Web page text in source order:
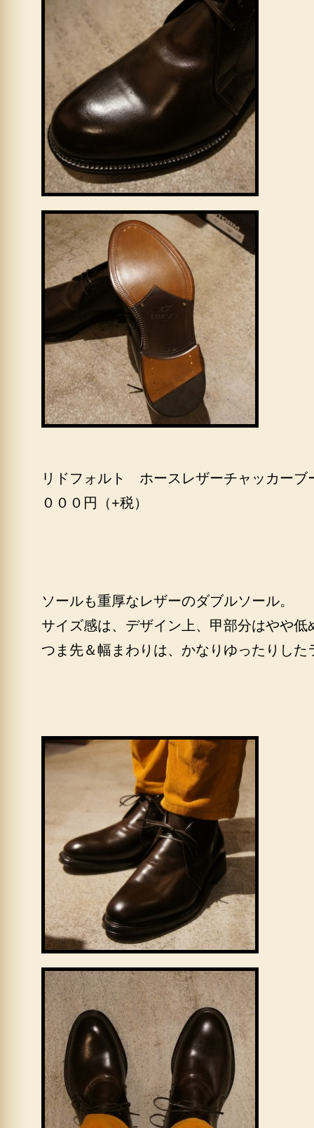
リドフォルト ホースレザーチャッカー
０００円（+税）
ソールも重厚なレザーのダブルソール。
サイズ感は、デザイン上、甲部分はやや低
つま先＆幅まわりは、かなりゆったりした